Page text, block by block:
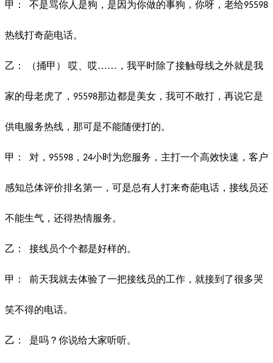
甲： 不是骂你人是狗，是因为你做的事狗，你呀，老给95598
热线打奇葩电话。
乙： （捅甲） 哎、哎……，我平时除了接触母线之外就是我
家的母老虎了， 95598那边都是美女，我可不敢打，再说它是
供电服务热线，那可是不能随便打的。
甲： 对， 95598 ， 24小时为您服务，主打一个高效快速，客户
感知总体评价排名第一，可是总有人打来奇葩电话，接线员还
不能生气，还得热情服务。
乙： 接线员个个都是好样的。
甲： 前天我就去体验了一把接线员的工作，就接到了很多哭
笑不得的电话。
乙： 是吗？你说给大家听听。